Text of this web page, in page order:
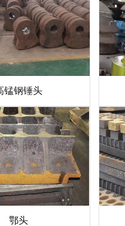
锰钢锤头
鄂头